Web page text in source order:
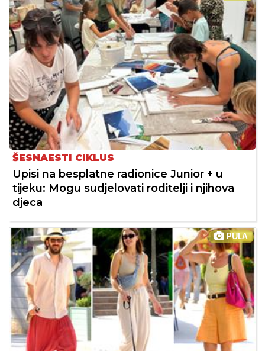
ŠESNAESTI CIKLUS
Upisi na besplatne radionice Junior + u
tijeku: Mogu sudjelovati roditelji i njihova
djeca
PULA